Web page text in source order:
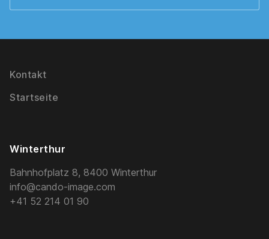
Kontakt
Startseite
Winterthur
Bahnhofplatz 8, 8400 Winterthur
info@cando-image.com
+41 52 214 01 90